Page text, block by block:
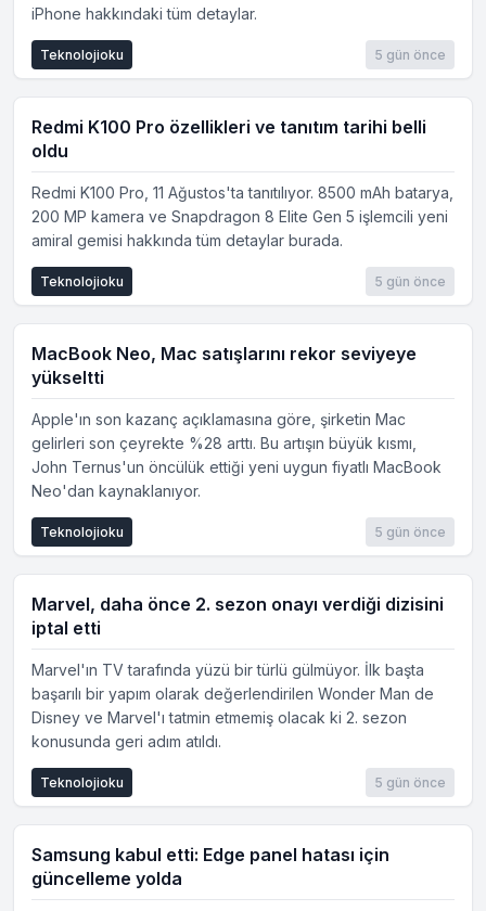
iPhone hakkındaki tüm detaylar.
5 gün önce
Teknolojioku
Redmi K100 Pro özellikleri ve tanıtım tarihi belli
oldu
Redmi K100 Pro, 11 Ağustos'ta tanıtılıyor. 8500 mAh batarya,
200 MP kamera ve Snapdragon 8 Elite Gen 5 işlemcili yeni
amiral gemisi hakkında tüm detaylar burada.
5 gün önce
Teknolojioku
MacBook Neo, Mac satışlarını rekor seviyeye
yükseltti
Apple'ın son kazanç açıklamasına göre, şirketin Mac
gelirleri son çeyrekte %28 arttı. Bu artışın büyük kısmı,
John Ternus'un öncülük ettiği yeni uygun fiyatlı MacBook
Neo'dan kaynaklanıyor.
5 gün önce
Teknolojioku
Marvel, daha önce 2. sezon onayı verdiği dizisini
iptal etti
Marvel'ın TV tarafında yüzü bir türlü gülmüyor. İlk başta
başarılı bir yapım olarak değerlendirilen Wonder Man de
Disney ve Marvel'ı tatmin etmemiş olacak ki 2. sezon
konusunda geri adım atıldı.
5 gün önce
Teknolojioku
Samsung kabul etti: Edge panel hatası için
güncelleme yolda